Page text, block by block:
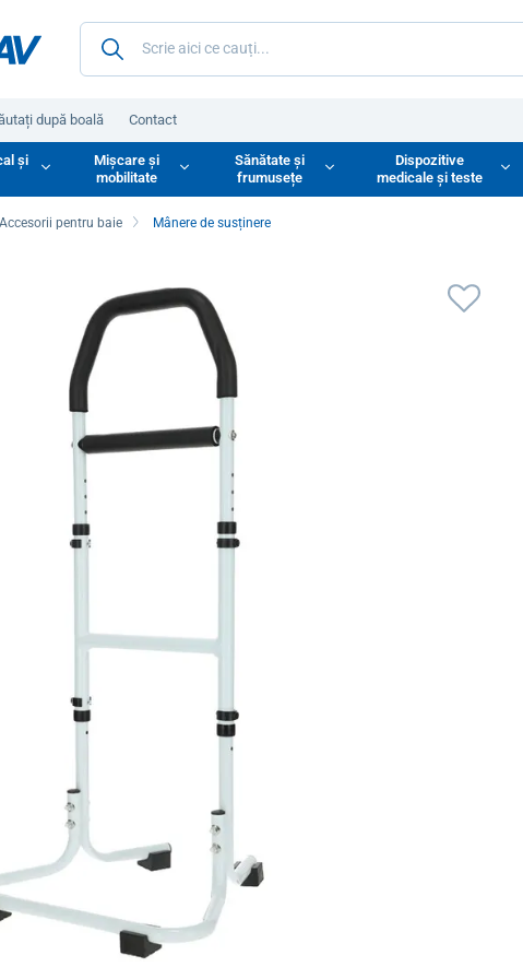
după boală Contact
și
Mișcare și
mobilitate
Sănătate și
frumusețe
Dispozitive
medicale și teste
Accesorii pentru baie Mânere de susținere